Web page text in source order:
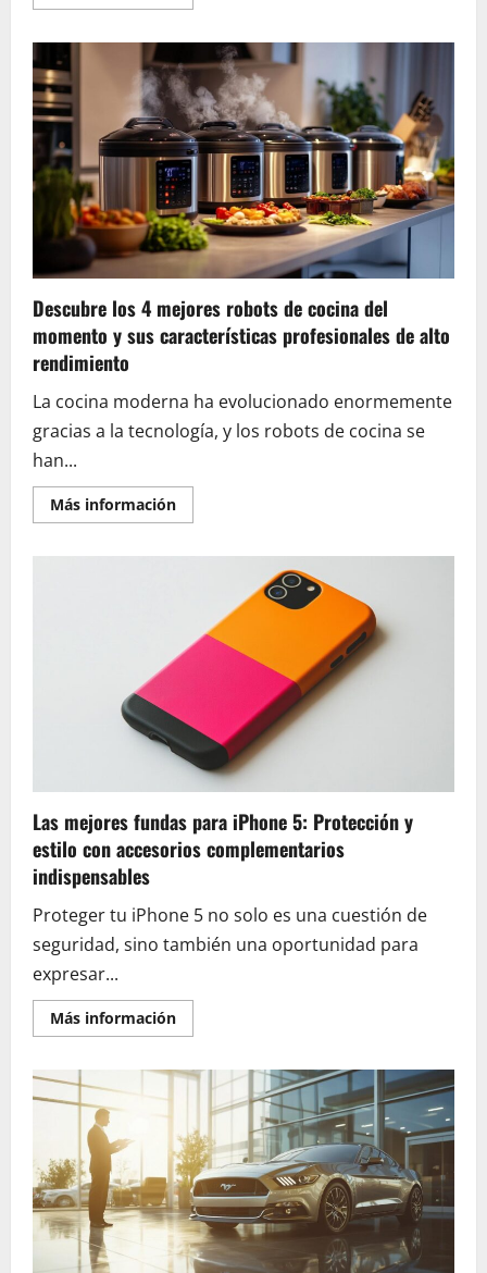
savoir
Prime
Day:
las
mejores
promociones
en
sillas
de
oficina
ergonómicas
en
Amazon
–
Capitán
Teletrabajo
fabricadas
materiales
premium
para
Descubre los 4 mejores robots de cocina del
momento y sus características profesionales de alto
rendimiento
La cocina moderna ha evolucionado enormemente
gracias a la tecnología, y los robots de cocina se
han...
Más informaciónEn
savoir
mejores
robots
de
cocina
sus
características
profesionales
de
alto
rendimiento
Las mejores fundas para iPhone 5: Protección y
estilo con accesorios complementarios
indispensables
Proteger tu iPhone 5 no solo es una cuestión de
seguridad, sino también una oportunidad para
expresar...
Más informaciónEn
savoir
Las
mejores
fundas
para
iPhone
5:
Protección
y
estilo
con
accesorios
complementarios
indispensables